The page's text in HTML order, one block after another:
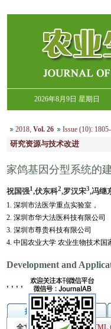
2026年8月9日 星期日
2018, Vol. 26 Issue (10):
研究资源与技术改进
家鸽基因分型系统的
祝国强1,伏东科2,罗汉宋3,冯继
1. 深圳市法医学重点实验室，
2. 深圳市华大法医科技有限公司
3. 深圳市尊贵科技有限公司
4. 中国农业大学 农业生物技术国
Development and
, , , ,
摘要 图/表
全文: PDF(1400 KB)HTML